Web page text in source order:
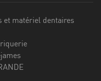
matériel dentaires